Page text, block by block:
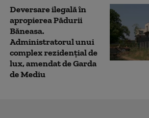
Deversare ilegală în
apropierea Pădurii
Băneasa.
Administratorul unui
complex rezidențial de
lux, amendat de Garda
de Mediu